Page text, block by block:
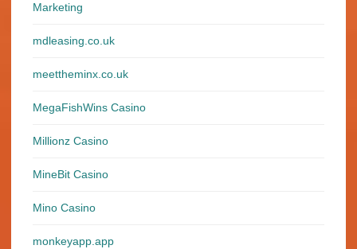
Marketing
mdleasing.co.uk
meettheminx.co.uk
MegaFishWins Casino
Millionz Casino
MineBit Casino
Mino Casino
monkeyapp.app